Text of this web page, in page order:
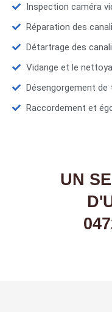
Inspection caméra
Réparation des
Détartrage des
Vidange et le
Désengorgement de
Raccordement et
UN